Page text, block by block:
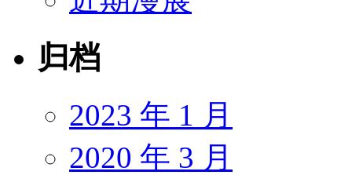
归档
2023 年 1 月
2020 年 3 月